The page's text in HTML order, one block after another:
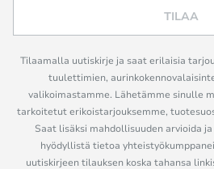
TILAA
Tilaamalla uutiskirje ja saat erilaisia
tuulettimien,
valikoimastamme. Lähetämme sinulle
tarkoitetut erikoistarjouksemme,
Saat lisäksi mahdollisuuden arvioida
hyödyllistä tietoa
uutiskirjeen tilauksen koska tahansa